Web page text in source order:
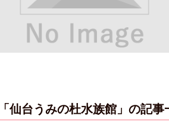
「仙台うみの杜水族館」の記事